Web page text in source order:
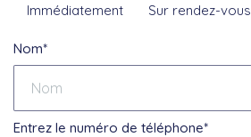
Immédiatement Sur rendez-vous
Nom*
Entrez le numéro de téléphone*